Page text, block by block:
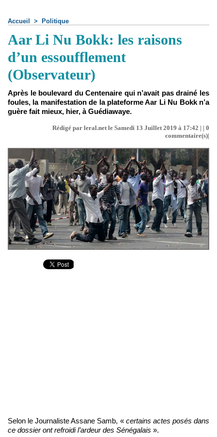
Accueil > Politique
Aar Li Nu Bokk: les raisons
d’un essoufflement
(Observateur)
Après le boulevard du Centenaire qui n’avait pas drainé les
foules, la manifestation de la plateforme Aar Li Nu Bokk n’a
guère fait mieux, hier, à Guédiawaye.
Rédigé par leral.net le Samedi 13 Juillet 2019 à 17:42 | | 0
commentaire(s)|
Selon le Journaliste Assane Samb, « certains actes posés dans
ce dossier ont refroidi l’ardeur des Sénégalais ».